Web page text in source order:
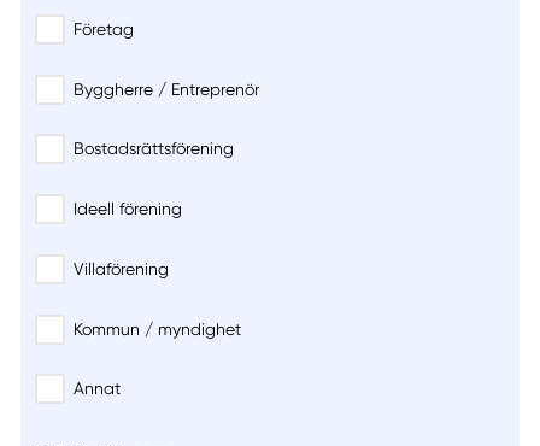
Företag
Byggherre / Entreprenör
Bostadsrättsförening
Ideell förening
Villaförening
Kommun / myndighet
Annat